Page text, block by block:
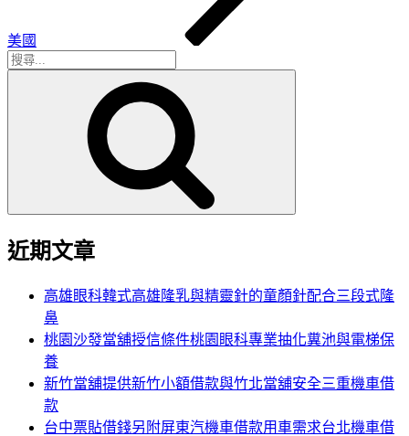
美國
搜
近期文章
高雄眼科韓式高雄隆乳與精靈針的童顏針配合三段式隆
鼻
桃園沙發當舖授信條件桃園眼科專業抽化糞池與電梯保
養
新竹當舖提供新竹小額借款與竹北當舖安全三重機車借
款
台中票貼借錢另附屏東汽機車借款用車需求台北機車借